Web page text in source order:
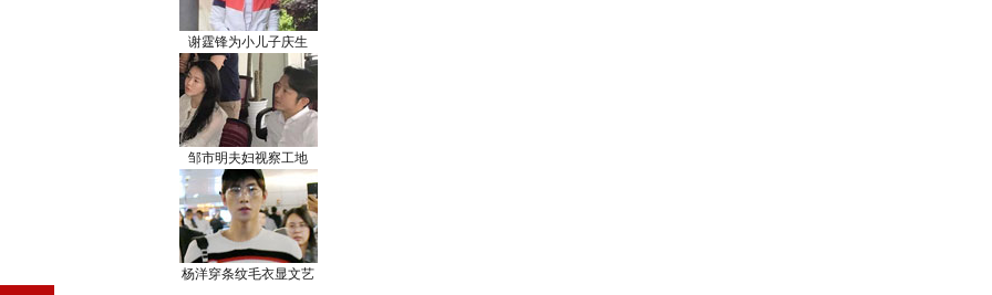
谢霆锋为小儿子庆生
邹市明夫妇视察工地
杨洋穿条纹毛衣显文艺